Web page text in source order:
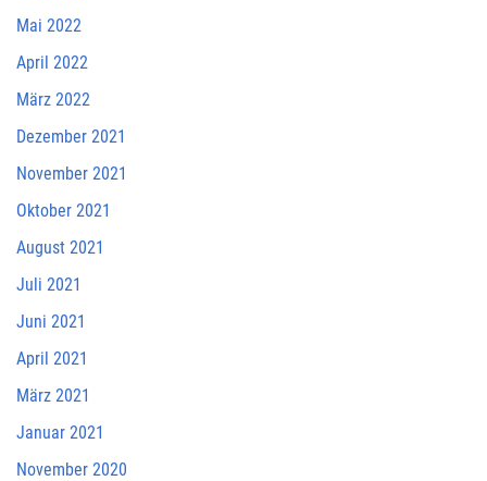
Mai 2022
April 2022
März 2022
Dezember 2021
November 2021
Oktober 2021
August 2021
Juli 2021
Juni 2021
April 2021
März 2021
Januar 2021
November 2020